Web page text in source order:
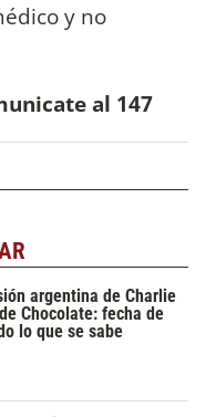
y no
al 147
argentina de Charlie
Chocolate: fecha de
lo que se sabe